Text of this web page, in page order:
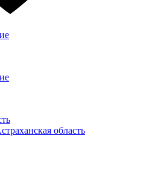
область